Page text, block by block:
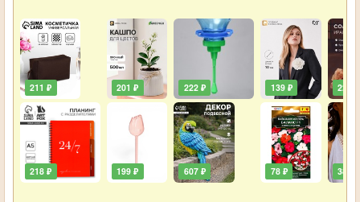
211 ₽
218 ₽
201 ₽
199 ₽
222 ₽
607 ₽
139 ₽
78 ₽
222 ₽
385 ₽